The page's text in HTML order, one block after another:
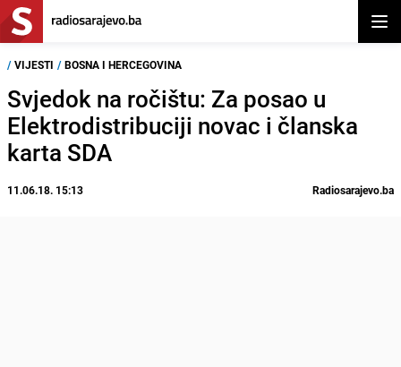
/ VIJESTI / BOSNA I HERCEGOVINA
Svjedok na ročištu: Za posao u
Elektrodistribuciji novac i članska
karta SDA
11.06.18. 15:13 Radiosarajevo.ba